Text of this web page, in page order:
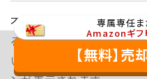
専属専任ま
Amazonギフ
【無料】売
不動産を売りたいの「マン
ると、エリアや駅からマン
いう見出し内に、「地域から